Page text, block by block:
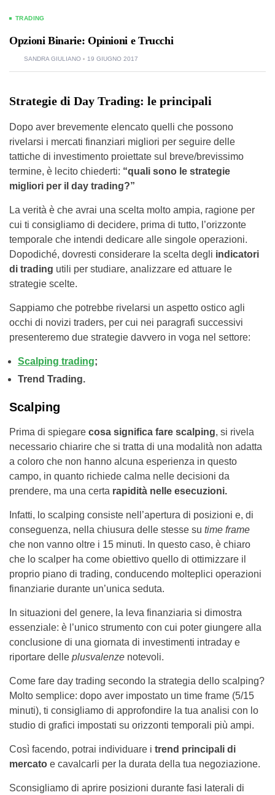
TRADING
Opzioni Binarie: Opinioni e Trucchi
SANDRA GIULIANO 19 GIUGNO 2017
Strategie di Day Trading: le principali
Dopo aver brevemente elencato quelli che possono
rivelarsi i mercati finanziari migliori per seguire delle
tattiche di investimento proiettate sul breve/brevissimo
termine, è lecito chiederti: “quali sono le strategie
migliori per il day trading?”
La verità è che avrai una scelta molto ampia, ragione per
cui ti consigliamo di decidere, prima di tutto, l’orizzonte
temporale che intendi dedicare alle singole operazioni.
Dopodiché, dovresti considerare la scelta degli indicatori
di trading utili per studiare, analizzare ed attuare le
strategie scelte.
Sappiamo che potrebbe rivelarsi un aspetto ostico agli
occhi di novizi traders, per cui nei paragrafi successivi
presenteremo due strategie davvero in voga nel settore:
Scalping trading;
Trend Trading.
Scalping
Prima di spiegare cosa significa fare scalping, si rivela
necessario chiarire che si tratta di una modalità non adatta
a coloro che non hanno alcuna esperienza in questo
campo, in quanto richiede calma nelle decisioni da
prendere, ma una certa rapidità nelle esecuzioni.
Infatti, lo scalping consiste nell’apertura di posizioni e, di
conseguenza, nella chiusura delle stesse su time frame
che non vanno oltre i 15 minuti. In questo caso, è chiaro
che lo scalper ha come obiettivo quello di ottimizzare il
proprio piano di trading, conducendo molteplici operazioni
finanziarie durante un’unica seduta.
In situazioni del genere, la leva finanziaria si dimostra
essenziale: è l’unico strumento con cui poter giungere alla
conclusione di una giornata di investimenti intraday e
riportare delle plusvalenze notevoli.
Come fare day trading secondo la strategia dello scalping?
Molto semplice: dopo aver impostato un time frame (5/15
minuti), ti consigliamo di approfondire la tua analisi con lo
studio di grafici impostati su orizzonti temporali più ampi.
Così facendo, potrai individuare i trend principali di
mercato e cavalcarli per la durata della tua negoziazione.
Sconsigliamo di aprire posizioni durante fasi laterali di